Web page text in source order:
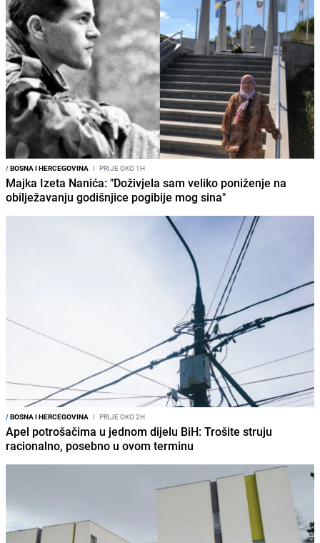
/BOSNA I HERCEGOVINA I PRIJE OKO 1H
Majka Izeta Nanića: "Doživjela sam veliko poniženje na
obilježavanju godišnjice pogibije mog sina"
/BOSNA I HERCEGOVINA I PRIJE OKO 2H
Apel potrošačima u jednom dijelu BiH: Trošite struju
racionalno, posebno u ovom terminu